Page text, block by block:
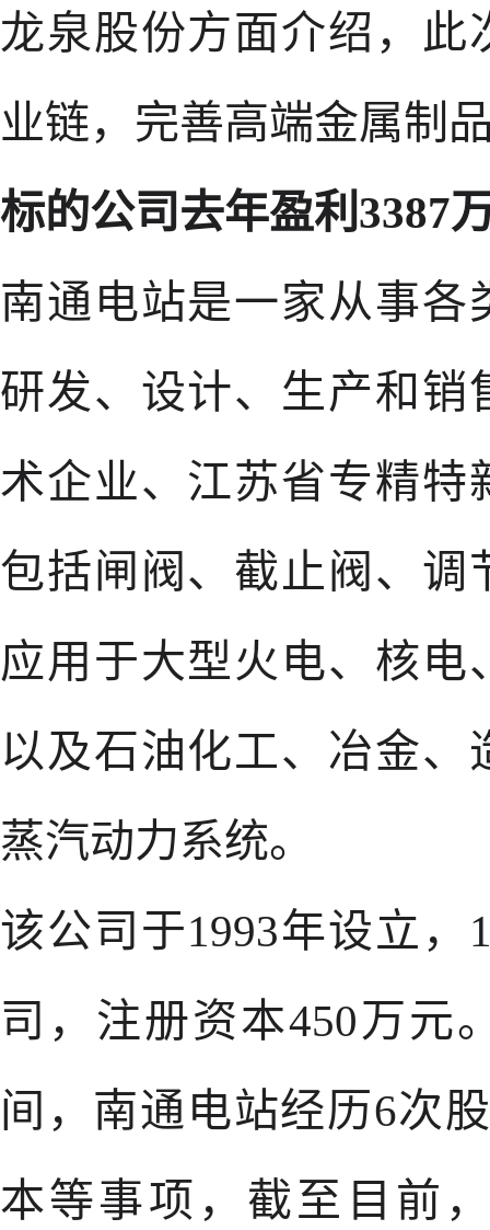
龙泉股份方面介绍，此
业链，完善高端金属制
标的公司去年盈利3387
南通电站是一家从事各
研发、设计、生产和销
术企业、江苏省专精特
包括闸阀、截止阀、调
应用于大型火电、核
以及石油化工、冶金
蒸汽动力系统。
该公司于1993年设立，
司，注册资本450万元
间，南通电站经历6次
本等事项，截至目前